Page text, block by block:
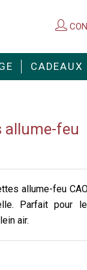
CADEAUX
allume-feu
allume-feu
Parfait pour
air.